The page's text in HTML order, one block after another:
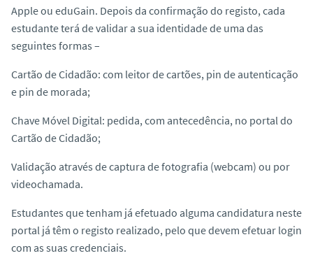
Apple ou eduGain. Depois da confirmação do registo, cada
estudante terá de validar a sua identidade de uma das
seguintes formas –
Cartão de Cidadão: com leitor de cartões, pin de autenticação
e pin de morada;
Chave Móvel Digital: pedida, com antecedência, no portal do
Cartão de Cidadão;
Validação através de captura de fotografia (webcam) ou por
videochamada.
Estudantes que tenham já efetuado alguma candidatura neste
portal já têm o registo realizado, pelo que devem efetuar login
com as suas credenciais.